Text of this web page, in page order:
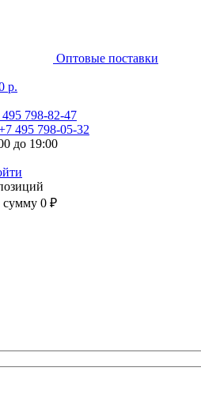
Оптовые поставки
р.
798-82-47
798-05-32
до 19:00
сумму 0 ₽